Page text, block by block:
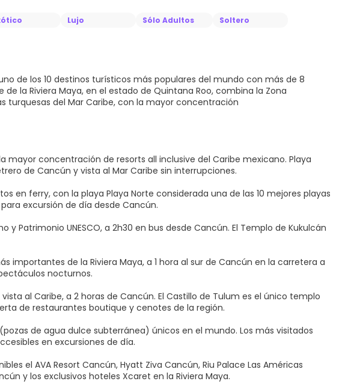
Lujo Sólo Adultos
Soltero
de los 10 destinos turísticos más populares del mundo con más de 8
la Riviera Maya, en el estado de Quintana Roo, combina la Zona
turquesas del Mar Caribe, con la mayor concentración
mayor concentración de resorts all inclusive del Caribe mexicano. Playa
de Cancún y vista al Mar Caribe sin interrupciones.
en ferry, con la playa Playa Norte considerada una de las 10 mejores playas
excursión de día desde Cancún.
y Patrimonio UNESCO, a 2h30 en bus desde Cancún. El Templo de Kukulcán
importantes de la Riviera Maya, a 1 hora al sur de Cancún en la carretera a
nocturnos.
al Caribe, a 2 horas de Cancún. El Castillo de Tulum es el único templo
de restaurantes boutique y cenotes de la región.
de agua dulce subterránea) únicos en el mundo. Los más visitados
en excursiones de día.
el AVA Resort Cancún, Hyatt Ziva Cancún, Riu Palace Las Américas
y los exclusivos hoteles Xcaret en la Riviera Maya.